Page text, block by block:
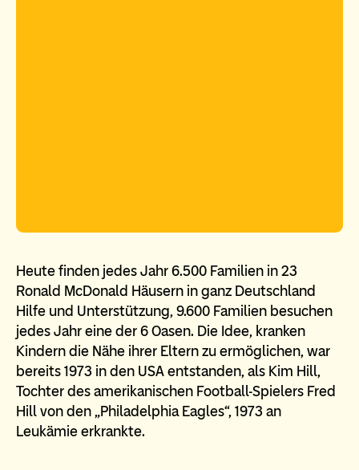
Heute finden jedes Jahr 6.500 Familien in 23
Ronald McDonald Häusern in ganz Deutschland
Hilfe und Unterstützung, 9.600 Familien besuchen
jedes Jahr eine der 6 Oasen. Die Idee, kranken
Kindern die Nähe ihrer Eltern zu ermöglichen, war
bereits 1973 in den USA entstanden, als Kim Hill,
Tochter des amerikanischen Football-Spielers Fred
Hill von den „Philadelphia Eagles“, 1973 an
Leukämie erkrankte.